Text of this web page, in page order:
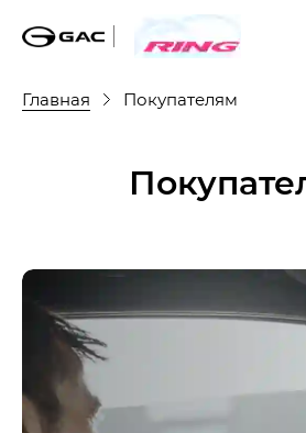
Главная Покупателям